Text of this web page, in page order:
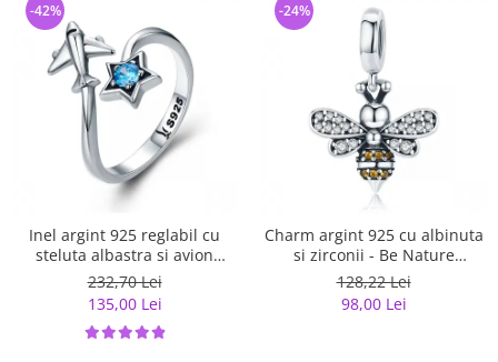
Inel argint 925 reglabil cu
steluta albastra si avion
argintiu - Be Nature IST0047
232,70 Lei
135,00 Lei
-42%
Charm argint 925 cu albinuta
si zirconii - Be Nature
PST0143
128,22 Lei
98,00 Lei
-24%